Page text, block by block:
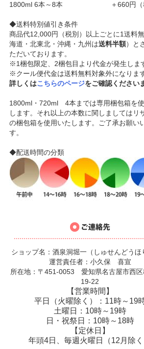
1800ml 6本～8本 ＋660円（税
◆送料特別値引き条件
商品代12,000円（税別）以上ごとに1送料
海道・北東北・沖縄・九州は送料半額）と
ただいております。
※1梱包限定、2梱包目より代金が発生しま
※クール便代金は送料無料対象外になります
詳しくはこちらのページをご確認ください
1800ml・720ml 4本までは専用梱包箱を
します。それ以上の本数に関しましてはリ
の梱包箱を使用いたします。ご了承お願い
す。
◆配送時間の分類
ショップ名：酒泉洞堀一（しゅせんどうほ
運営責任者：小久保 喜宣
所在地：〒451-0053 愛知県名古屋市西区
19-22
【営業時間】
平日（火曜除く）：11時～19
土曜日：10時～19時
日・祝祭日：10時～18時
【定休日】
年頭4日、毎週火曜日（12月除く